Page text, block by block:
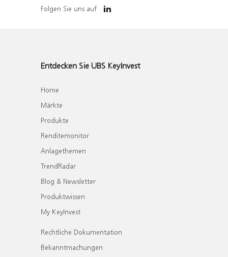
Folgen Sie uns auf
Entdecken Sie UBS KeyInvest
Home
Märkte
Produkte
Renditemonitor
Anlagethemen
TrendRadar
Blog & Newsletter
Produktwissen
My KeyInvest
Rechtliche Dokumentation
Bekanntmachungen